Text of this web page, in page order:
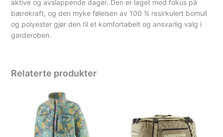
aktive og avslappende dager. Den er laget med fokus på
bærekraft, og den myke følelsen av 100 % resirkulert bomull
og polyester gjør den til et komfortabelt og ansvarlig valg i
garderoben.
Relaterte produkter